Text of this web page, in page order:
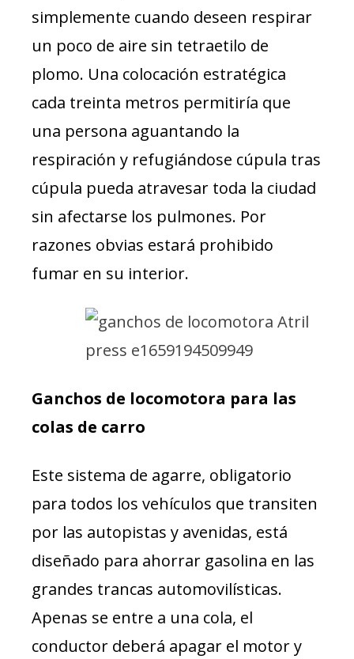
simplemente cuando deseen respirar
un poco de aire sin tetraetilo de
plomo. Una colocación estratégica
cada treinta metros permitiría que
una persona aguantando la
respiración y refugiándose cúpula tras
cúpula pueda atravesar toda la ciudad
sin afectarse los pulmones. Por
razones obvias estará prohibido
fumar en su interior.
Ganchos de locomotora para las
colas de carro
Este sistema de agarre, obligatorio
para todos los vehículos que transiten
por las autopistas y avenidas, está
diseñado para ahorrar gasolina en las
grandes trancas automovilísticas.
Apenas se entre a una cola, el
conductor deberá apagar el motor y